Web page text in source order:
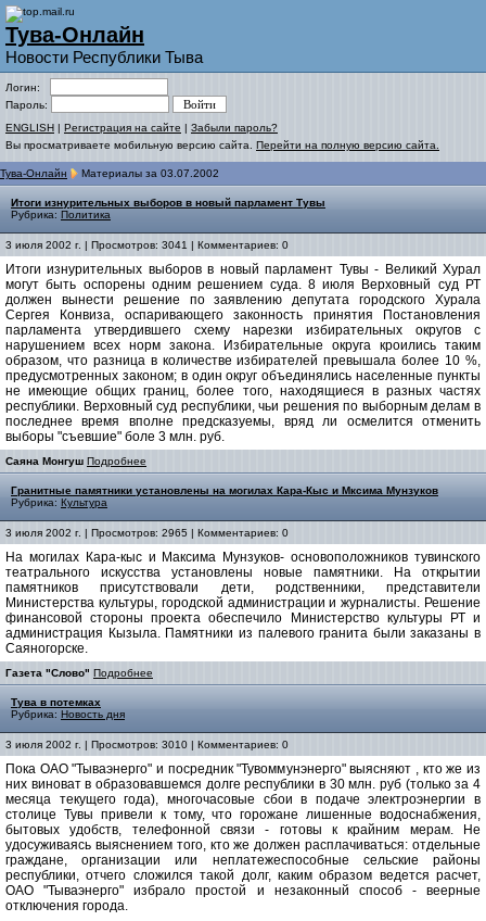
Тува-Онлайн
Новости Республики Тыва
Логин:
Пароль:
ENGLISH | Регистрация на сайте | Забыли пароль?
Вы просматриваете мобильную версию сайта. Перейти на полную версию сайта.
Тува-Онлайн Материалы за 03.07.2002
Итоги изнурительных выборов в новый парламент Тувы
Рубрика: Политика
3 июля 2002 г. | Просмотров: 3041 | Комментариев: 0
Итоги изнурительных выборов в новый парламент Тувы - Великий Хурал
могут быть оспорены одним решением суда. 8 июля Верховный суд РТ
должен вынести решение по заявлению депутата городского Хурала
Сергея Конвиза, оспаривающего законность принятия Постановления
парламента утвердившего схему нарезки избирательных округов с
нарушением всех норм закона. Избирательные округа кроились таким
образом, что разница в количестве избирателей превышала более 10 %,
предусмотренных законом; в один округ объединялись населенные пункты
не имеющие общих границ, более того, находящиеся в разных частях
республики. Верховный суд республики, чьи решения по выборным делам в
последнее время вполне предсказуемы, вряд ли осмелится отменить
выборы "съевшие" боле 3 млн. руб.
Саяна Монгуш Подробнее
Гранитные памятники установлены на могилах Кара-Кыс и Мксима Мунзуков
Рубрика: Культура
3 июля 2002 г. | Просмотров: 2965 | Комментариев: 0
На могилах Кара-кыс и Максима Мунзуков- основоположников тувинского
театрального искусства установлены новые памятники. На открытии
памятников присутствовали дети, родственники, представители
Министерства культуры, городской администрации и журналисты. Решение
финансовой стороны проекта обеспечило Министерство культуры РТ и
администрация Кызыла. Памятники из палевого гранита были заказаны в
Саяногорске.
Газета "Слово" Подробнее
Тува в потемках
Рубрика: Новость дня
3 июля 2002 г. | Просмотров: 3010 | Комментариев: 0
Пока ОАО "Тываэнерго" и посредник "Тувоммунэнерго" выясняют , кто же из
них виноват в образовавшемся долге республики в 30 млн. руб (только за 4
месяца текущего года), многочасовые сбои в подаче электроэнергии в
столице Тувы привели к тому, что горожане лишенные водоснабжения,
бытовых удобств, телефонной связи - готовы к крайним мерам. Не
удосуживаясь выяснением того, кто же должен расплачиваться: отдельные
граждане, организации или неплатежеспособные сельские районы
республики, отчего сложился такой долг, каким образом ведется расчет,
ОАО "Тываэнерго" избрало простой и незаконный способ - веерные
отключения города.